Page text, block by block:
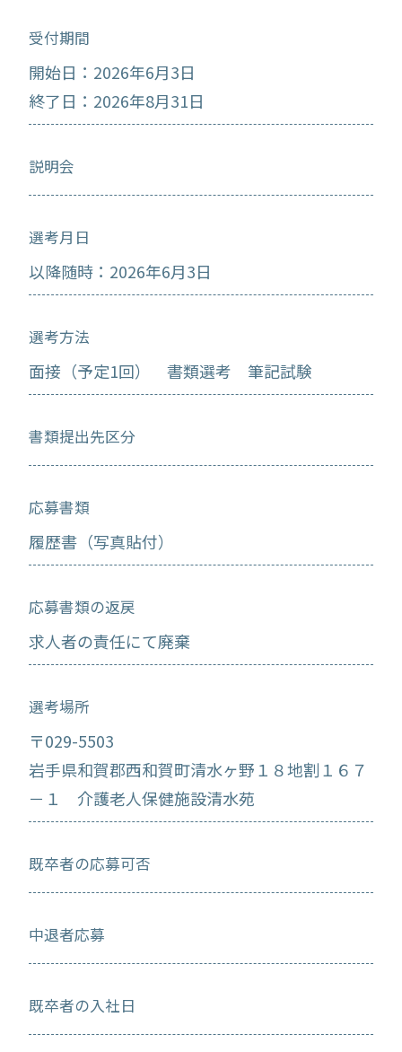
受付期間
開始日：2026年6月3日
終了日：2026年8月31日
説明会
選考月日
以降随時：2026年6月3日
選考方法
面接（予定1回） 書類選考 筆記試験
書類提出先区分
応募書類
履歴書（写真貼付）
応募書類の返戻
求人者の責任にて廃棄
選考場所
〒029-5503
岩手県和賀郡西和賀町清水ヶ野１８地割１６７
－１ 介護老人保健施設清水苑
既卒者の応募可否
中退者応募
既卒者の入社日